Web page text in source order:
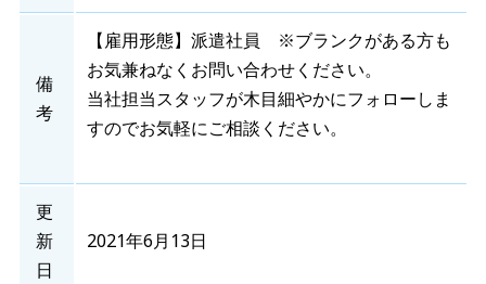
備
考
【雇用形態】派遣社員 ※ブランクがある方も
お気兼ねなくお問い合わせください。
当社担当スタッフが木目細やかにフォローしま
すのでお気軽にご相談ください。
更
新
日
2021年6月13日